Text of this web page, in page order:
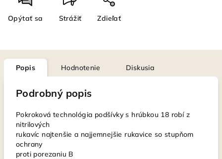
Opýtať sa Strážiť Zdieľať
Popis Hodnotenie Diskusia
Podrobný popis
Pokroková technológia podšívky s hrúbkou 18 robí z
nitrilových
rukavíc najtenšie a najjemnejšie rukavice so stupňom
ochrany
proti porezaniu B